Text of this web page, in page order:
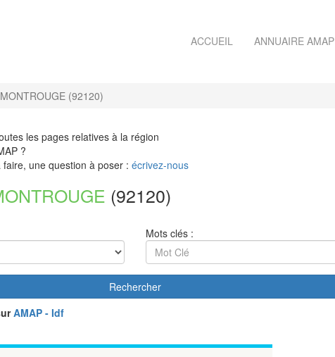
ACCUEIL ANNUAIRE AMAP
(92120)
les pages relatives à la région
?
une question à poser : écrivez-nous
(92120)
Mots clés :
Rechercher
AMAP - Idf